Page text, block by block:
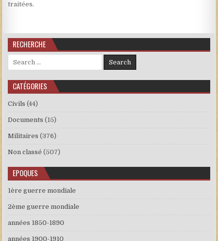
traitées.
RECHERCHE
Search for:
CATÉGORIES
Civils (44)
Documents (15)
Militaires (376)
Non classé (507)
EPOQUES
1ère guerre mondiale
2ème guerre mondiale
années 1850-1890
années 1900-1910